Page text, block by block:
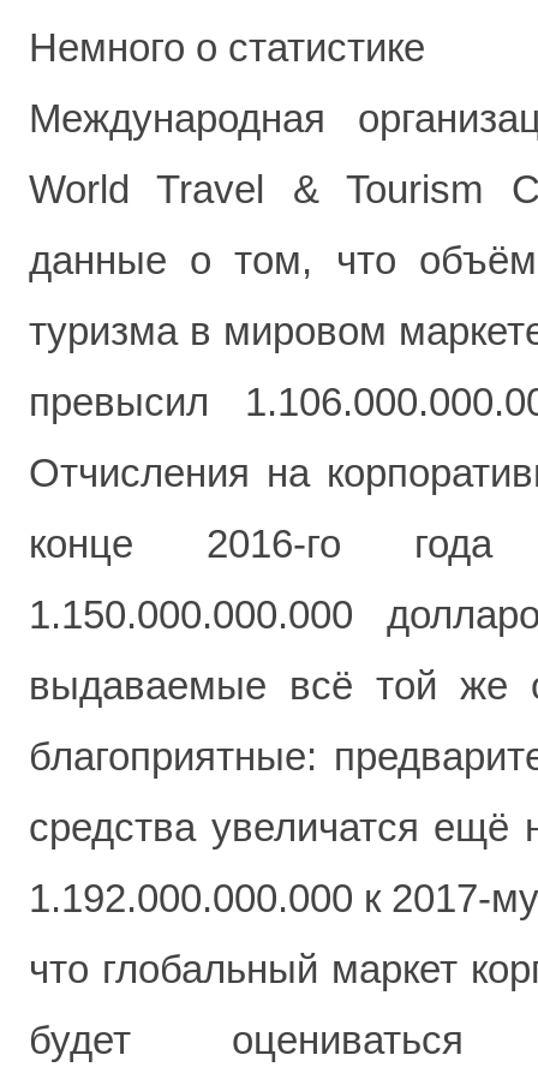
Немного о статистике
Международная
World Travel & Tourism
данные о том, что объём
туризма в мировом
превысил
Отчисления на
конце 2016-го года
1.150.000.000.000
выдаваемые всё той же
благоприятные:
средства увеличатся ещё
1.192.000.000.000 к 2017-
что глобальный маркет
будет